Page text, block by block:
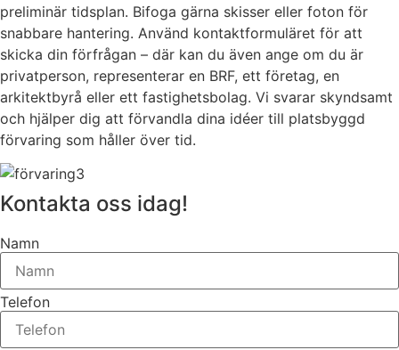
preliminär tidsplan. Bifoga gärna skisser eller foton för
snabbare hantering. Använd kontaktformuläret för att
skicka din förfrågan – där kan du även ange om du är
privatperson, representerar en BRF, ett företag, en
arkitektbyrå eller ett fastighetsbolag. Vi svarar skyndsamt
och hjälper dig att förvandla dina idéer till platsbyggd
förvaring som håller över tid.
Kontakta oss idag!
Namn
Telefon